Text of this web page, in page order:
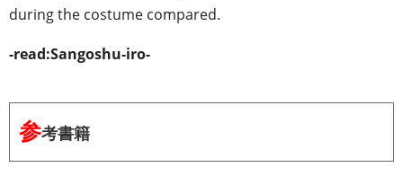
during the costume compared.
-read:Sangoshu-iro-
参考書籍